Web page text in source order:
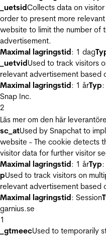
_uetsidCollects data on
order to present more
website to limit the number of
advertisement.
Maximal lagringstid: 1 dag
_uetvidUsed to track visitors
relevant advertisement based
Maximal lagringstid: 1 årTyp:
Snap Inc.
2
Läs mer om den här
sc_atUsed by Snapchat to
website - The cookie detects
visitor data for further visitor
Maximal lagringstid: 1 årTyp:
pUsed to track visitors on
relevant advertisement based
Maximal lagringstid: Session
garnius.se
1
_gtmeecUsed to temporarily